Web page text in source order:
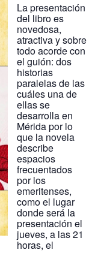
La presentación
del libro es
novedosa,
atractiva y sobre
todo acorde con
el guión: dos
historias
paralelas de las
cuáles una de
ellas se
desarrolla en
Mérida por lo
que la novela
describe
espacios
frecuentados
por los
emeritenses,
como el lugar
donde será la
presentación el
jueves, a las 21
horas, el